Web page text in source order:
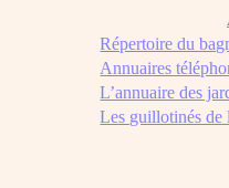
Répertoire du
Annuaires
L’annuaire des
Les guillotinés de